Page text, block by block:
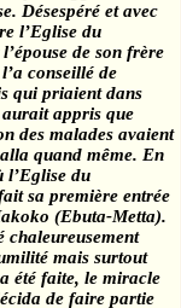
Désespéré et avec
l’Eglise du
de son frère
conseillé de
qui priaient dans
appris que
des malades avaient
quand même. En
l’Eglise du
sa première entrée
(Ebuta-Metta).
chaleureusement
mais surtout
été faite, le miracle
de faire partie